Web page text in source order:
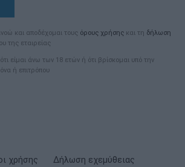
και αποδέχομαι τους όρους χρήσης και τη δήλωση
της εταιρείας
είμαι άνω των 18 ετών ή ότι βρίσκομαι υπό την
ή επιτρόπου
χρήσης Δήλωση εχεμύθειας